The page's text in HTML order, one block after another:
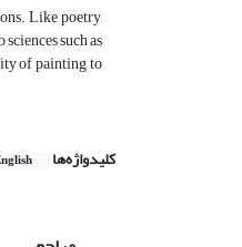
Like poetry,
such as
of painting to
کلیدواژه‌ها